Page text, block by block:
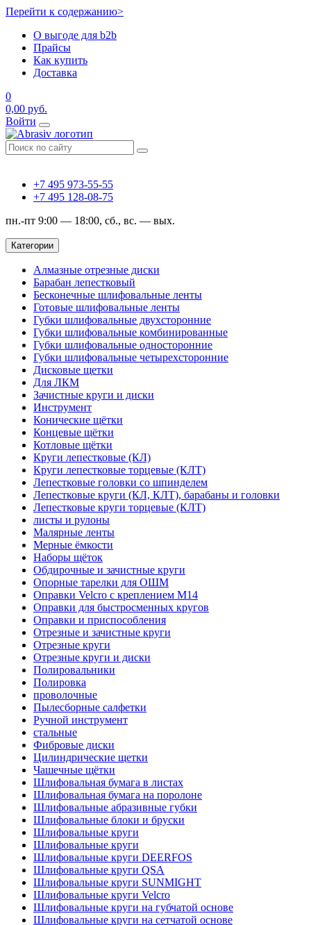
Перейти к содержанию>
О выгоде для b2b
Прайсы
Как купить
Доставка
0
0,00 руб.
Войти
+7 495 973-55-55
+7 495 128-08-75
пн.-пт 9:00 — 18:00, сб., вс. — вых.
Категории
Алмазные отрезные диски
Барабан лепестковый
Бесконечные шлифовальные ленты
Готовые шлифовальные ленты
Губки шлифовальные двухсторонние
Губки шлифовальные комбинированные
Губки шлифовальные односторонние
Губки шлифовальные четырехсторонние
Дисковые щетки
Для ЛКМ
Зачистные круги и диски
Инструмент
Конические щётки
Концевые щётки
Котловые щётки
Круги лепестковые (КЛ)
Круги лепестковые торцевые (КЛТ)
Лепестковые головки со шпинделем
Лепестковые круги (КЛ, КЛТ), барабаны и головки
Лепестковые круги торцевые (КЛТ)
листы и рулоны
Малярные ленты
Мерные ёмкости
Наборы щёток
Обдирочные и зачистные круги
Опорные тарелки для ОШМ
Оправки Velcro с креплением M14
Оправки для быстросменных кругов
Оправки и приспособления
Отрезные и зачистные круги
Отрезные круги
Отрезные круги и диски
Полировальники
Полировка
проволочные
Пылесборные салфетки
Ручной инструмент
стальные
Фибровые диски
Цилиндрические щетки
Чашечные щётки
Шлифовальная бумага в листах
Шлифовальная бумага на поролоне
Шлифовальные абразивные губки
Шлифовальные блоки и бруски
Шлифовальные круги
Шлифовальные круги
Шлифовальные круги DEERFOS
Шлифовальные круги QSA
Шлифовальные круги SUNMIGHT
Шлифовальные круги Velcro
Шлифовальные круги на губчатой основе
Шлифовальные круги на сетчатой основе